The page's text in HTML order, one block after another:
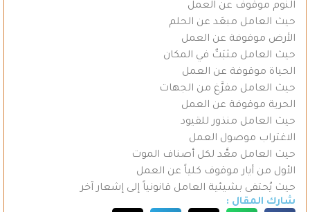
النوم موقوف عن العمل
حيث العامل مبعَد عن الحلم
الأرض موقوفة عن العمل
حيث العامل مثبَتٌ في المكان
الحياة موقوفة عن العمل
حيث العامل مفرَّغ من الجهات
الحرية موقوفة عن العمل
حيث العامل منذور للقيود
الاغتراب موصول العمل
حيث العامل معَّد لكل أصناف الموت
الأول من أيار موقوف كلياً عن العمل
حيث يُحتفى بشيئية العامل قانونياً إلى إشعار آخر
شارك المقال :